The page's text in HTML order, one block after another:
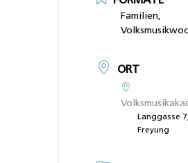
Familien,
ORT
Langgasse
Freyung